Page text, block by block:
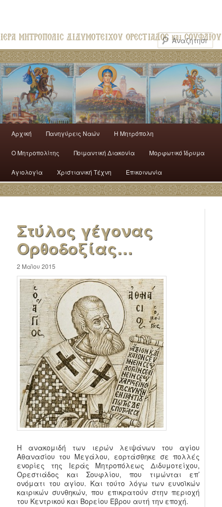
Αρχική Πανηγύρεις Ναών H Mητρόπολη
Ο Mητροπολίτης Ποιμαντική Διακονία Μορφωτικό Ίδρυμα
Αγιολογία Χριστιανική Τέχνη Επικοινωνία
Στύλος γέγονας
Ορθοδοξίας…
2 Μαΐου 2015
Η ανακομιδή των ιερών λειψάνων του αγίου
Αθανασίου του Μεγάλου, εορτάσθηκε σε πολλές
ενορίες της Ιεράς Μητροπόλεως Διδυμοτείχου,
Ορεστιάδος και Σουφλίου, που τιμώνται επ’
ονόματι του αγίου. Και τούτο λόγω των ευνοϊκών
καιρικών συνθηκών, που επικρατούν στην περιοχή
του Κεντρικού και Βορείου Έβρου αυτή την εποχή.